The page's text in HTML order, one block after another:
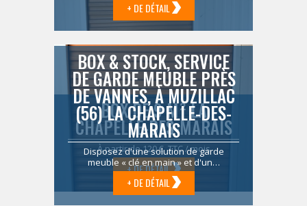
+ DE DÉTAIL
BOX DE 9 M² LA
CHAPELLE-DES-MARAIS
À partir de 120 € TTC / mois
+ DE DÉTAIL
BOX & STOCK, SERVICE
DE GARDE MEUBLE PRÈS
DE VANNES, À MUZILLAC
(56) LA CHAPELLE-DES-
MARAIS
Disposez d'une solution de garde
meuble « clé en main » et d'un…
+ DE DÉTAIL